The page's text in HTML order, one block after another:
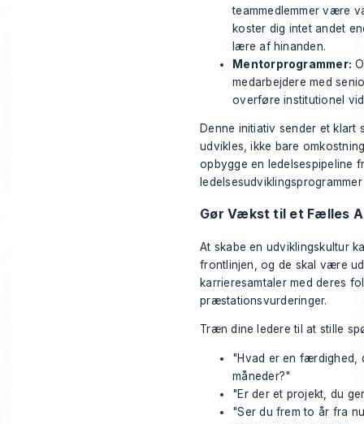
teammedlemmer være
koster dig intet andet
lære af hinanden.
Mentorprogrammer:
medarbejdere med
overføre institutionel
Denne initiativ sender et klart
udvikles, ikke bare
opbygge en ledelsespipeline
ledelsesudviklingsprogrammer
Gør Vækst til et Fælles
At skabe en udviklingskultur
frontlinjen, og de skal være
karrieresamtaler med deres
præstationsvurderinger.
Træn dine ledere til at stille
"Hvad er en færdighed,
måneder?"
"Er der et projekt, du
"Ser du frem to år fra